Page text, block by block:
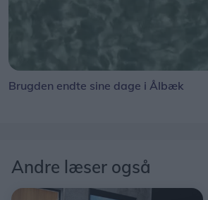
Brugden endte sine dage i Ålbæk
Andre læser også